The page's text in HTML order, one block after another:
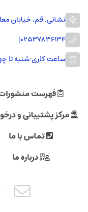
نشانی: قم، خیابان
02537836134
|
ساعت کاری:شنبه تا
فهرست
مرکز پشتیبانی و
تماس با ما
درباره ما